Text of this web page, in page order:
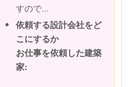
すので...
依頼する設計会社をど
こにするか
お仕事を依頼した建築
家: